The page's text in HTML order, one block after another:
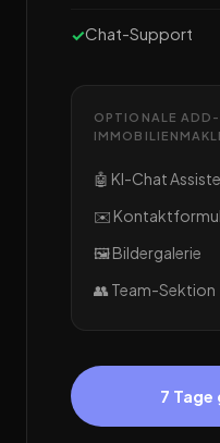
Chat-Support
OPTIONALE ADD-
🤖 KI-Chat
✉️
🖼️ Bildergalerie
👥 Team-Sektion
7